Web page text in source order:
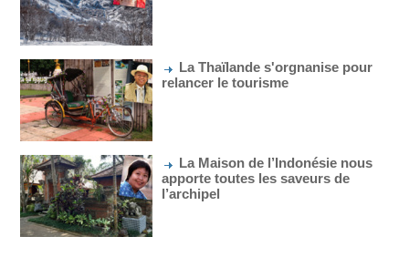
La Thaïlande s'orgnanise pour
relancer le tourisme
La Maison de l’Indonésie nous
apporte toutes les saveurs de
l’archipel